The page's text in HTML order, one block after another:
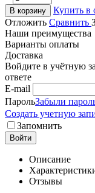
В корзину
Купить в
Отложить Сравнить
Наши преимущества
Варианты оплаты
Доставка
Войдите в учётную
ответе
E-mail
ПарольЗабыли
Создать учетную
Запомнить
Войти
Описание
Отзывы